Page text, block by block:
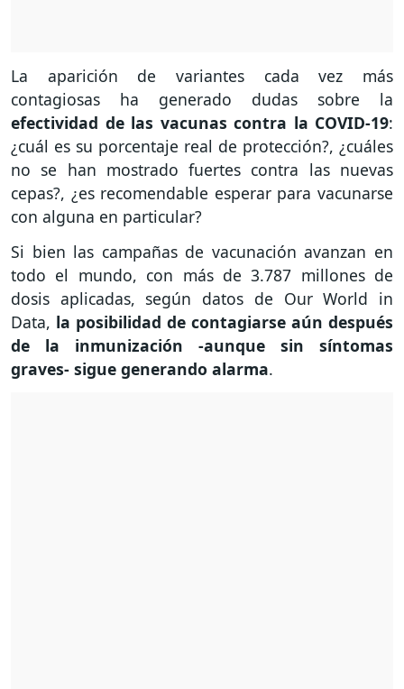
La aparición de variantes cada vez más
contagiosas ha generado dudas sobre la
efectividad de las vacunas contra la COVID-19:
¿cuál es su porcentaje real de protección?, ¿cuáles
no se han mostrado fuertes contra las nuevas
cepas?, ¿es recomendable esperar para vacunarse
con alguna en particular?
Si bien las campañas de vacunación avanzan en
todo el mundo, con más de 3.787 millones de
dosis aplicadas, según datos de Our World in
Data, la posibilidad de contagiarse aún después
de la inmunización -aunque sin síntomas
graves- sigue generando alarma.